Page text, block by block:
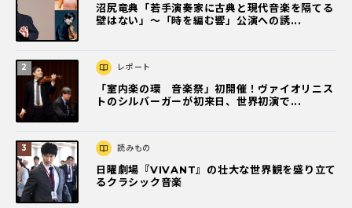
沼尻竜典「若手演奏家に古典と現代音楽を隔てる
壁はない」～「時を編む響」公演への誘...
レポート
「室内楽の環 音楽祭」初開催！ヴァイオリニス
トのシルバーガーが初来日、世界初演で...
読みもの
日曜劇場『VIVANT』の壮大な世界観を盛り立て
るクラシック音楽